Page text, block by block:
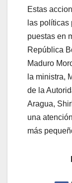
Estas
las políticas
puestas en
República
Maduro
la ministra,
de la
Aragua,
una
más